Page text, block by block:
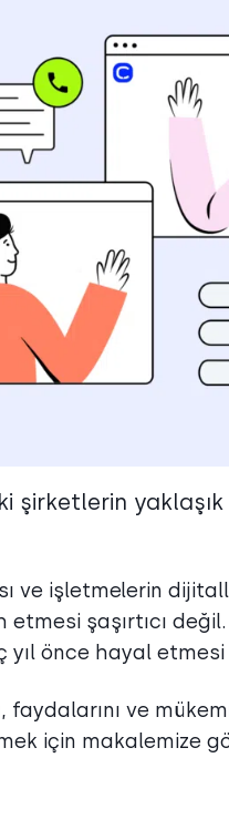
şirketlerin yaklaşık
ve işletmelerin
şaşırtıcı
yıl önce hayal
ve
için makalemize